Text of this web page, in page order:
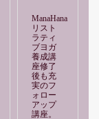
ManaHana
リスト
ラティ
ブヨガ
養成講
座修了
後も充
実のフ
ォロー
アップ
講座。